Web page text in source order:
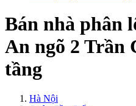
Bán nhà phân
An ngõ 2 Trần
tầng
Hà Nội